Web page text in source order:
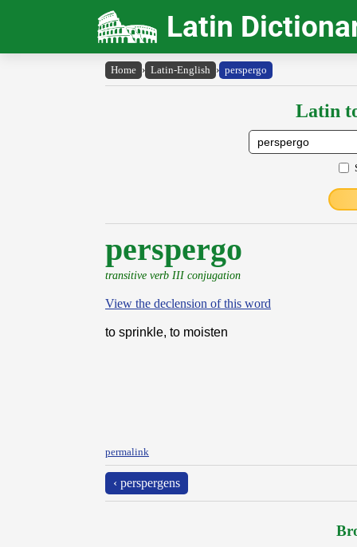
Latin
Home › Latin-English › perspergo
Latin
perspergo
transitive verb III conjugation
View the declension of this word
to sprinkle, to moisten
permalink
‹ perspergens